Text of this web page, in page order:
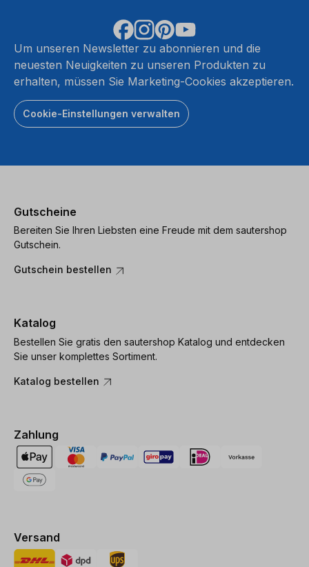
Um unseren Newsletter zu abonnieren und die
neuesten Neuigkeiten zu unseren Produkten zu
erhalten, müssen Sie Marketing-Cookies akzeptieren.
Cookie-Einstellungen verwalten
Gutscheine
Bereiten Sie Ihren Liebsten eine Freude mit dem sautershop
Gutschein.
Gutschein bestellen
Katalog
Bestellen Sie gratis den sautershop Katalog und entdecken
Sie unser komplettes Sortiment.
Katalog bestellen
Zahlung
Versand